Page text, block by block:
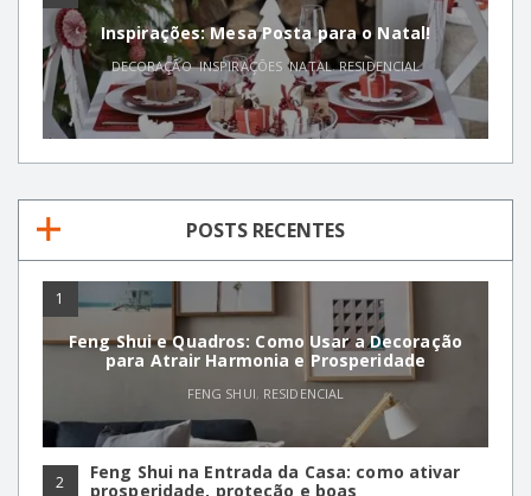
Inspirações: Mesa Posta para o Natal!
DECORAÇÃO,INSPIRAÇÕES ,NATAL,RESIDENCIAL
POSTS RECENTES
1
Feng Shui e Quadros: Como Usar a Decoração
para Atrair Harmonia e Prosperidade
FENG SHUI, RESIDENCIAL
2
Feng Shui na Entrada da Casa: como ativar
prosperidade, proteção e boas